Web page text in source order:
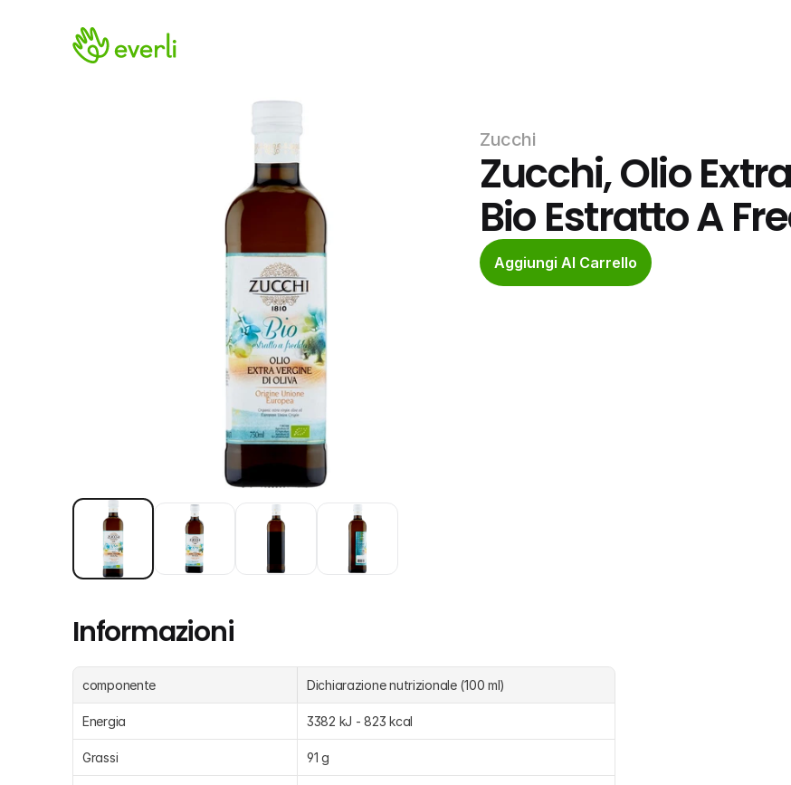
Zucchi
Zucchi, Olio
Bio Estratto A
Aggiungi Al Carrello
Informazioni
componente Dichiarazione nutrizionale (100 ml)
Energia 3382 kJ - 823 kcal
Grassi 91 g